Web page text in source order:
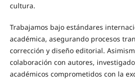
cultura.
Trabajamos bajo estándares
académica, asegurando procesos
corrección y diseño editorial.
colaboración con autores,
académicos comprometidos con la